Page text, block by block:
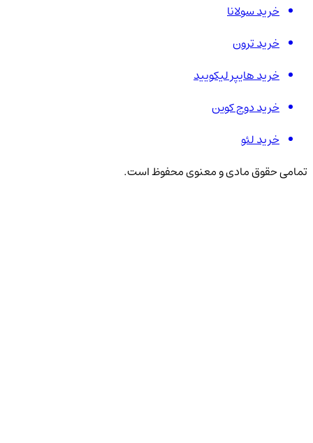
خرید سولانا
خرید ترون
خرید هایپر لیکویید
خرید دوج کوین
خرید لئو
تمامی حقوق مادی و معنوی محفوظ است.